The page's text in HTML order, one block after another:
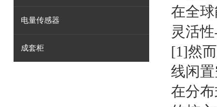
电量传感器
成套柜
在全
灵活
[1]然
线闲
在分